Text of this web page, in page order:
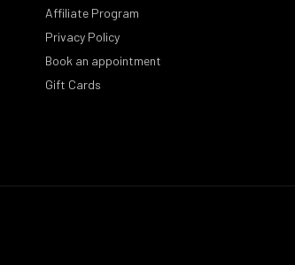
Affiliate Program
Privacy Policy
Book an appointment
Gift Cards